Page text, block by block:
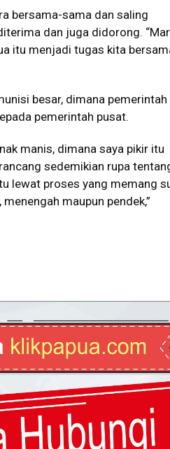
bersama-sama dan saling
dan juga didorong.
itu menjadi tugas kita
besar, dimana pemerintah
pemerintah pusat.
manis, dimana saya pikir itu
sedemikian rupa
lewat proses yang memang
maupun pendek,”